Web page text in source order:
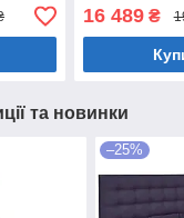
білизни
16 489₴
та новинки
–25%